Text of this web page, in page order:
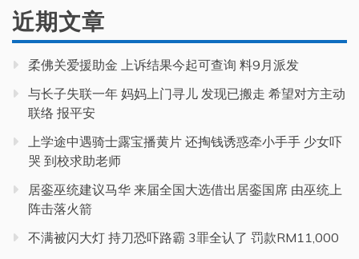
近期文章
柔佛关爱援助金 上诉结果今起可查询 料9月派发
与长子失联一年 妈妈上门寻儿 发现已搬走 希望对方主动
联络 报平安
上学途中遇骑士露宝播黄片 还掏钱诱惑牵小手手 少女吓
哭 到校求助老师
居銮巫统建议马华 来届全国大选借出居銮国席 由巫统上
阵击落火箭
不满被闪大灯 持刀恐吓路霸 3罪全认了 罚款RM11,000